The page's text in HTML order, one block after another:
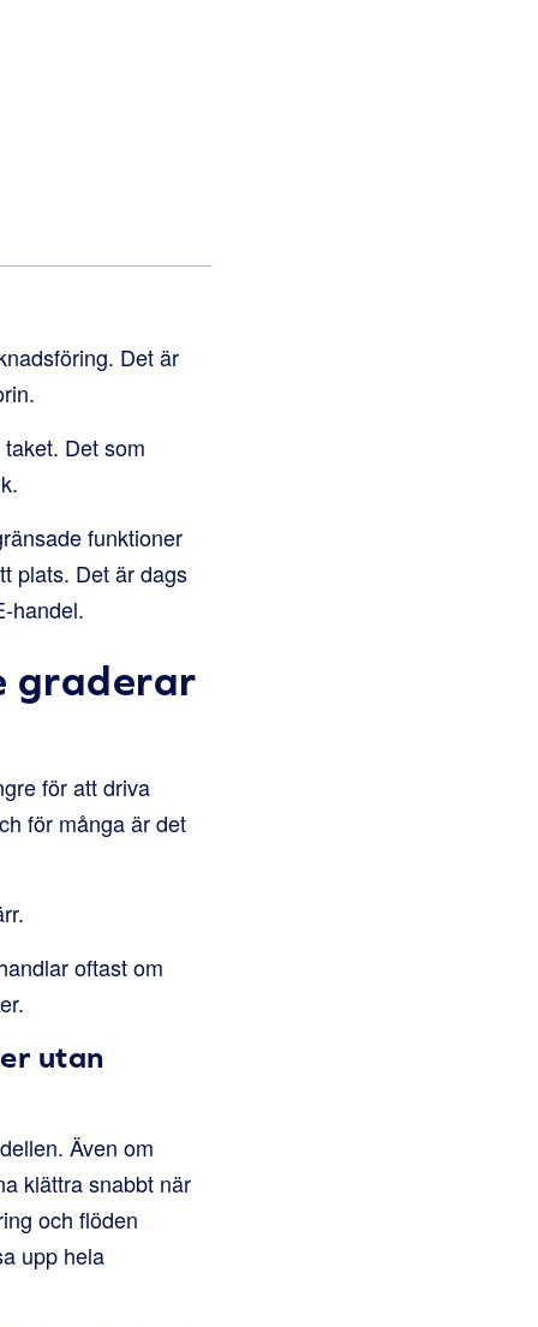
Det är
Det som
funktioner
plats. Det är dags
handel.
graderar
för att driva
för många är det
oftast om
utan
Även om
klättra snabbt när
och flöden
upp hela